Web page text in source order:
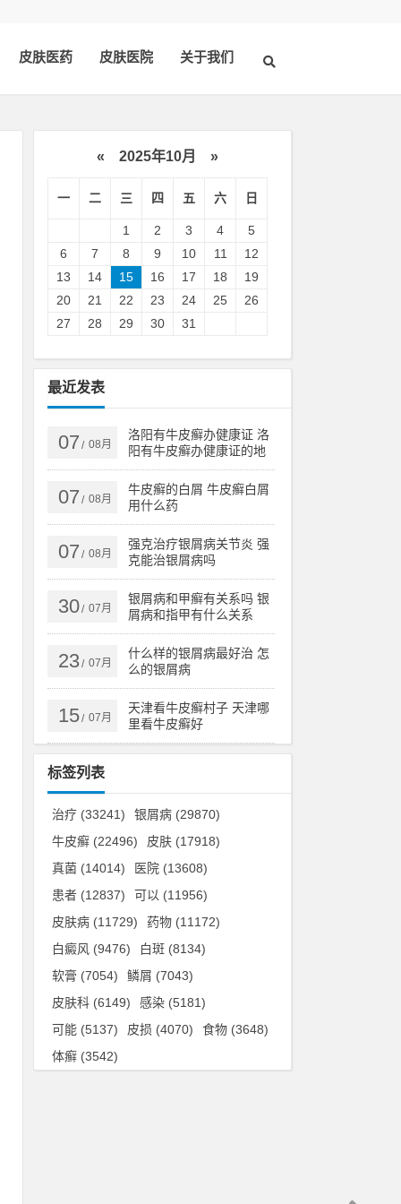
皮肤医药 皮肤医院 关于我们
« 2025年10月 »
一 二 三 四 五 六 日
1 2 3 4
5
6
7 8 9 10 11
12
13
14 15 16 17 18
19
20
21 22 23 24 25
26
27
28 29 30 31
最近发表
07 / 08月
洛阳有牛皮癣办健康证 洛
阳有牛皮癣办健康证的地
方吗
07 / 08月
牛皮癣的白屑 牛皮癣白屑
用什么药
07 / 08月
强克治疗银屑病关节炎 强
克能治银屑病吗
30/ 07月
银屑病和甲癣有关系吗 银
屑病和指甲有什么关系
23/ 07月
什么样的银屑病最好治 怎
么的银屑病
15/ 07月
天津看牛皮癣村子 天津哪
里看牛皮癣好
标签列表
治疗 (33241) 银屑病 (29870)
牛皮癣 (22496) 皮肤 (17918)
真菌 (14014) 医院 (13608)
患者 (12837) 可以 (11956)
皮肤病 (11729) 药物 (11172)
白癜风 (9476) 白斑 (8134)
软膏 (7054) 鳞屑 (7043)
皮肤科 (6149) 感染 (5181)
可能 (5137) 皮损 (4070) 食物 (3648)
体癣 (3542)